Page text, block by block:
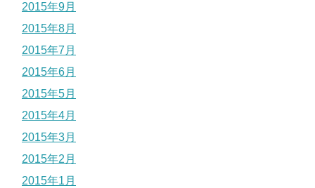
2015年9月
2015年8月
2015年7月
2015年6月
2015年5月
2015年4月
2015年3月
2015年2月
2015年1月